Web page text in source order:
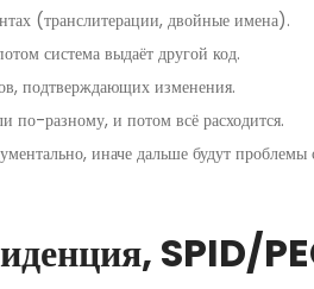
(транслитерации, двойные имена).
система выдаёт другой код.
подтверждающих изменения.
по-разному, и потом всё расходится.
иначе дальше будут
SPID/